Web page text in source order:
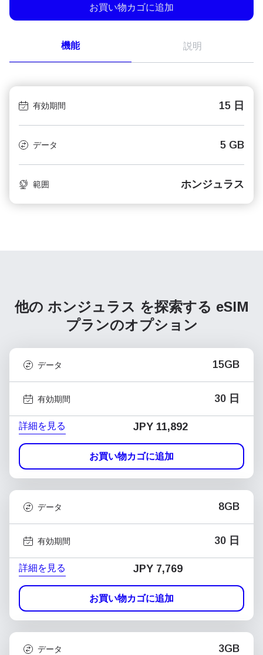
お買い物カゴに追加
機能 説明
有効期間 15 日
データ 5 GB
範囲 ホンジュラス
他の ホンジュラス を探索する eSIM
プランのオプション
データ 15GB
有効期間 30 日
詳細を見る JPY 11,892
お買い物カゴに追加
データ 8GB
有効期間 30 日
詳細を見る JPY 7,769
お買い物カゴに追加
データ 3GB